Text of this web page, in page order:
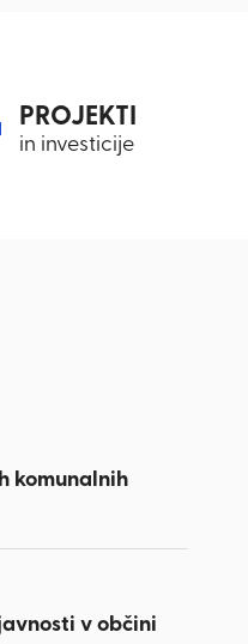
PROJEKTI
in investicije
komunalnih
v občini